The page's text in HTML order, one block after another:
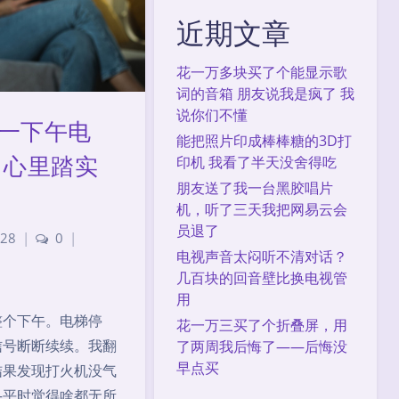
近期文章
花一万多块买了个能显示歌
词的音箱 朋友说我是疯了 我
说你们不懂
能把照片印成棒棒糖的3D打
印机 我看了半天没舍得吃
朋友送了我一台黑胶唱片
机，听了三天我把网易云会
员退了
电视声音太闷听不清对话？
几百块的回音壁比换电视管
用
花一万三买了个折叠屏，用
了两周我后悔了——后悔没
早点买
下午电
里踏实
| 0 |
下午。电梯停
断断续续。我翻
发现打火机没气